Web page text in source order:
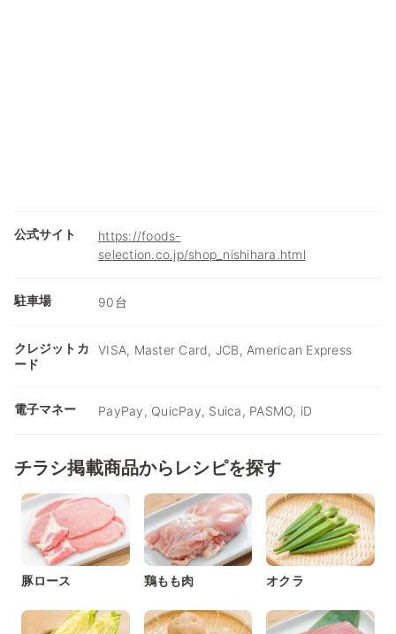
公式サイト
https://foods-
selection.co.jp/shop_nishihara.html
駐車場 90台
クレジットカ
ード
VISA, Master Card, JCB, American Express
電子マネー PayPay, QuicPay, Suica, PASMO, iD
チラシ掲載商品からレシピを探す
豚ロース 鶏もも肉 オクラ